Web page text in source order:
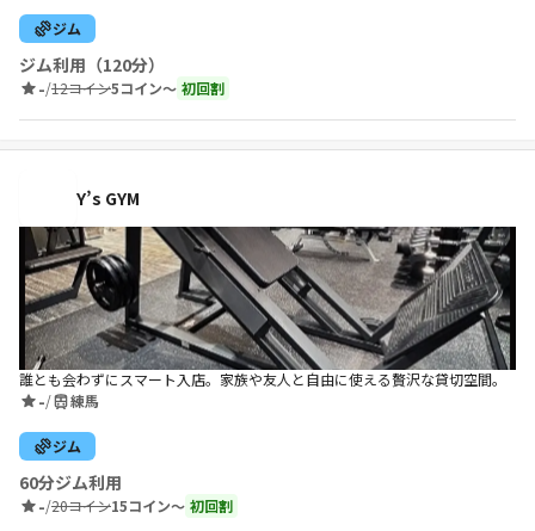
ジム
ジム利用（120分）
-/12コイン5コイン〜 初回割
Y’s GYM
誰とも会わずにスマート入店。家族や友人と自由に使える贅沢な貸切空間。
-/ 練馬
ジム
60分ジム利用
-/20コイン15コイン〜 初回割